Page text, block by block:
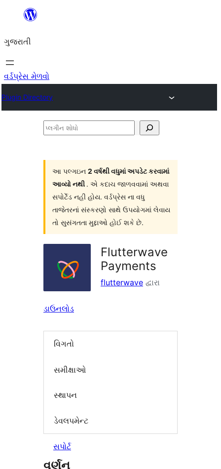
કંટેન્ટ(લખાણ)
જાઓ
ગુજરાતી
વર્ડપ્રેસ મેળવો
Plugin Directory
પ્લગીન
આ પલ્ગઇન 2 વર્ષથી વધુમાં અપડેટ કરવામાં
આવ્યો નથી . એ કદાચ જાળવવામાં અથવા
સપોર્ટેડ નહી હોય. વર્ડપ્રેસ ના વધુ
તાજેતરનાં સંસ્કરણો સાથે ઉપયોગમાં લેવાય
તો સુસંગતતા મુદ્દાઓ હોઈ શકે છે.
Flutterwave
Payments
flutterwave દ્વારા
ડાઉનલોડ
વિગતો
સમીક્ષાઓ
સ્થાપન
ડેવલપમેન્ટ
સપોર્ટ
વર્ણન